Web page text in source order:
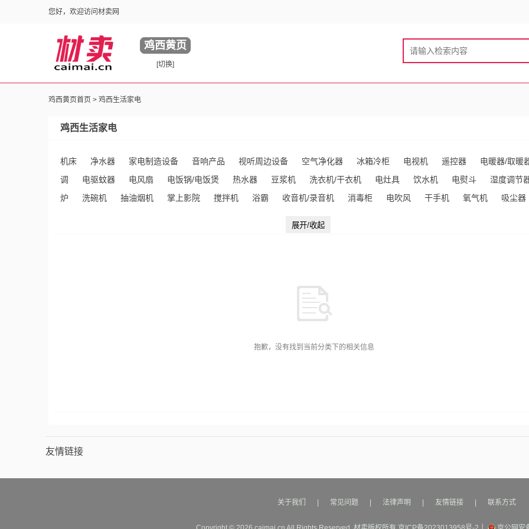
您好，欢迎访问材卖网
鸡西黄页
[切换]
鸡西黄页首页 > 鸡西生活家电
鸡西生活家电
机床 净水器 家电制造设备 音响产品 视听周边设备 空气净化器 冰箱冷柜 电视机 遥控器 电暖器/取暖
调
电驱蚊器 电风扇 电饭锅/电饭煲 热水器 豆浆机 洗衣机/干衣机 电灶具 饮水机 电熨斗 湿度调节
炉
洗碗机 抽油烟机 掌上影院 搅拌机 浴霸 收音机/录音机 消毒柜 电吹风 干手机 氧气机 吸尘器
展开/收起
抱歉，没有找到当前分类下的相关信息
友情链接
关于我们 常见问题 法律声明 友情链接 联系方式